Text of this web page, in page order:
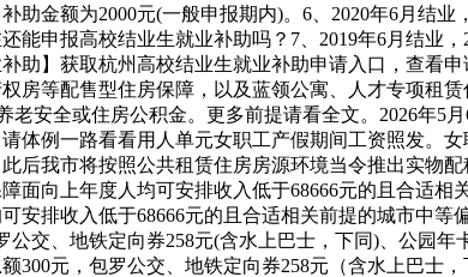
助金额为2000元(一般申报期内)。6、2020年6月结
能申报高校结业生就业补助吗？7、2019年6月结业
助】获取杭州高校结业生就业补助申请入口，查看
房等配售型住房保障，以及蓝领公寓、人才专项租
安全或住房公积金。更多前提请看全文。2026年
体例一路看看用人单元女职工产假期间工资照发。
后我市将按照公共租赁住房房源环境当令推出实物
面向上年度人均可安排收入低于68666元的且合适
安排收入低于68666元的且合适相关前提的城市中
交、地铁定向券258元(含水上巴士，下同)、公园
300元，包罗公交、地铁定向券258元（含水上巴士